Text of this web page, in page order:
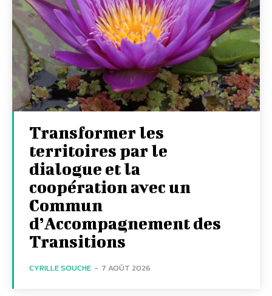
Transformer les
territoires par le
dialogue et la
coopération avec un
Commun
d’Accompagnement des
Transitions
CYRILLE SOUCHE - 7 AOÛT 2026